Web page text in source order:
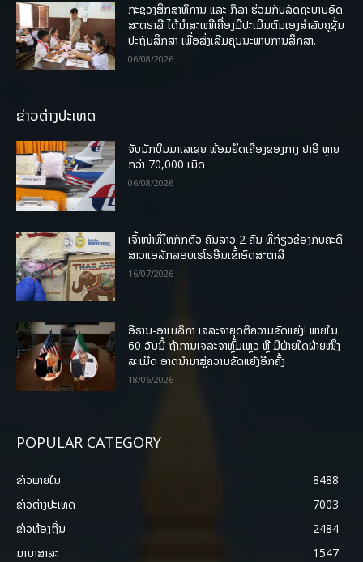
ກະຊວງສຶກສາທິການ ແລະ ກິລາ ຮ່ວມກັບລັດຖະບານອົດ
ສະຕຣາລີ ໄດ້ນຳສະເໜີເຄື່ອງມືປະເມີນຕົນເອງສຳລັບຄູຊັ້ນ
ປະຖົມສຶກສາ ເພື່ອສົ່ງເສີມຄຸນນະພາບການສຶກສາ.
06/08/2026
ຂ່າວຕ່າງປະເທດ
ຈັບນັກບິນມາເລເຊຍ ພ້ອມຍຶດເຄື່ອງຂອງກາງ ຢາອີ ຫຼາຍ
ກວ່າ 70,000 ເມັດ
06/08/2026
ເຈົ້າໜ້າທີ່ໄທກັກຕົວ ຄົນລາວ 2 ຄົນ ທີ່ກ່ຽວຂ້ອງກັບຄະດີ
ສາວແອລັກລອບເຮໂຣອີນເຂົ້າອົດສະຕາລີ
16/07/2026
ອີຣານ-ອາເມລິກາ ເຈລະຈາຍຸດຕິຄວາມຂັດແຍ່ງ! ພາຍໃນ
60 ວັນນີ້ ຖ້າການເຈລະຈາຫຼົ້ມເຫຼວ ຫຼື ມີຝ່າຍໃດຝ່າຍໜຶ່ງ
ລະເມີດ ອາດນໍາມາສູ່ຄວາມຂັດແຍ້ງອີກຄັ້ງ
18/06/2026
POPULAR CATEGORY
ຂ່າວພາຍ​ໃນ
8488
ຂ່າວຕ່າງປະເທດ
7003
ຂ່າວທ້ອງຖິ່ນ
2484
ນານາສາລະ
1547